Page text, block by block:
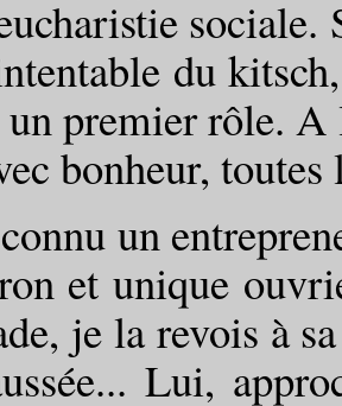
du
un premier rôle.
bonheur,
un
et unique
je la revois à
Lui,